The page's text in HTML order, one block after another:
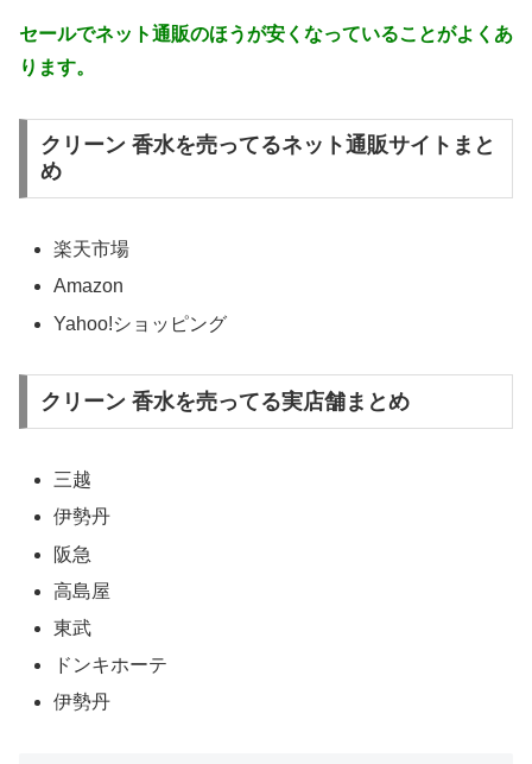
セールでネット通販のほうが安くなっていることがよくあ
ります。
クリーン 香水を売ってるネット通販サイトまと
め
楽天市場
Amazon
Yahoo!ショッピング
クリーン 香水を売ってる実店舗まとめ
三越
伊勢丹
阪急
高島屋
東武
ドンキホーテ
伊勢丹